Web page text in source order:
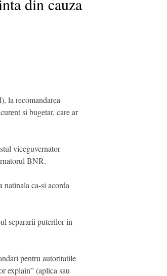
din cauza
la recomandarea
si bugetar, care ar
viceguvernator
BNR.
natinala ca-si acorda
separarii puterilor in
pentru autoritatile
explain” (aplica sau